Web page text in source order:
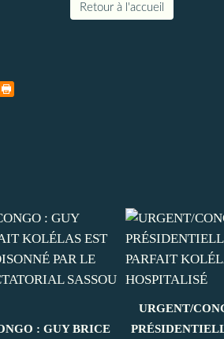
Retour à l'accueil
: GUY BRICE
URGENT/